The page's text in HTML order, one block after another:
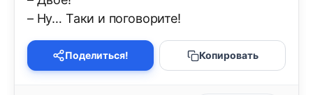
– Ну… Таки и поговорите!
Поделиться! Копировать